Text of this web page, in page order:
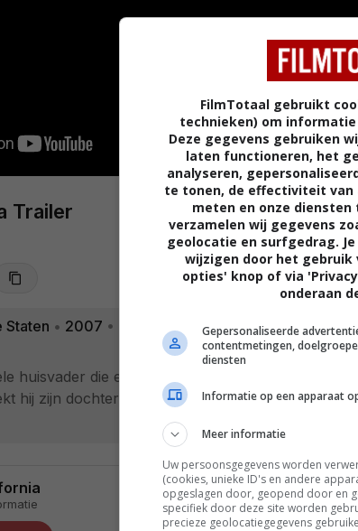
Trailer
Staten • 2007 •
huisvader die een tijdje in een inrichting heeft
hij zijn dochter Miranda op. Wa...
FilmTotaal gebruikt
technieken) om
Deze gegevens gebruiken
laten functioneren, het
analyseren,
te tonen, de effectiviteit
meten en onze
verzamelen wij gegevens
geolocatie en surfgedrag.
wijzigen door het gebruik
opties' knop of via
onderaan
Gepersonaliseerde
contentmetingen,
diensten
Informatie op een apparaat
Meer informatie
Uw persoonsgegevens worden
(cookies, unieke ID's en andere
opgeslagen door, geopend door en
specifiek door deze site worden
precieze geolocatiegegevens